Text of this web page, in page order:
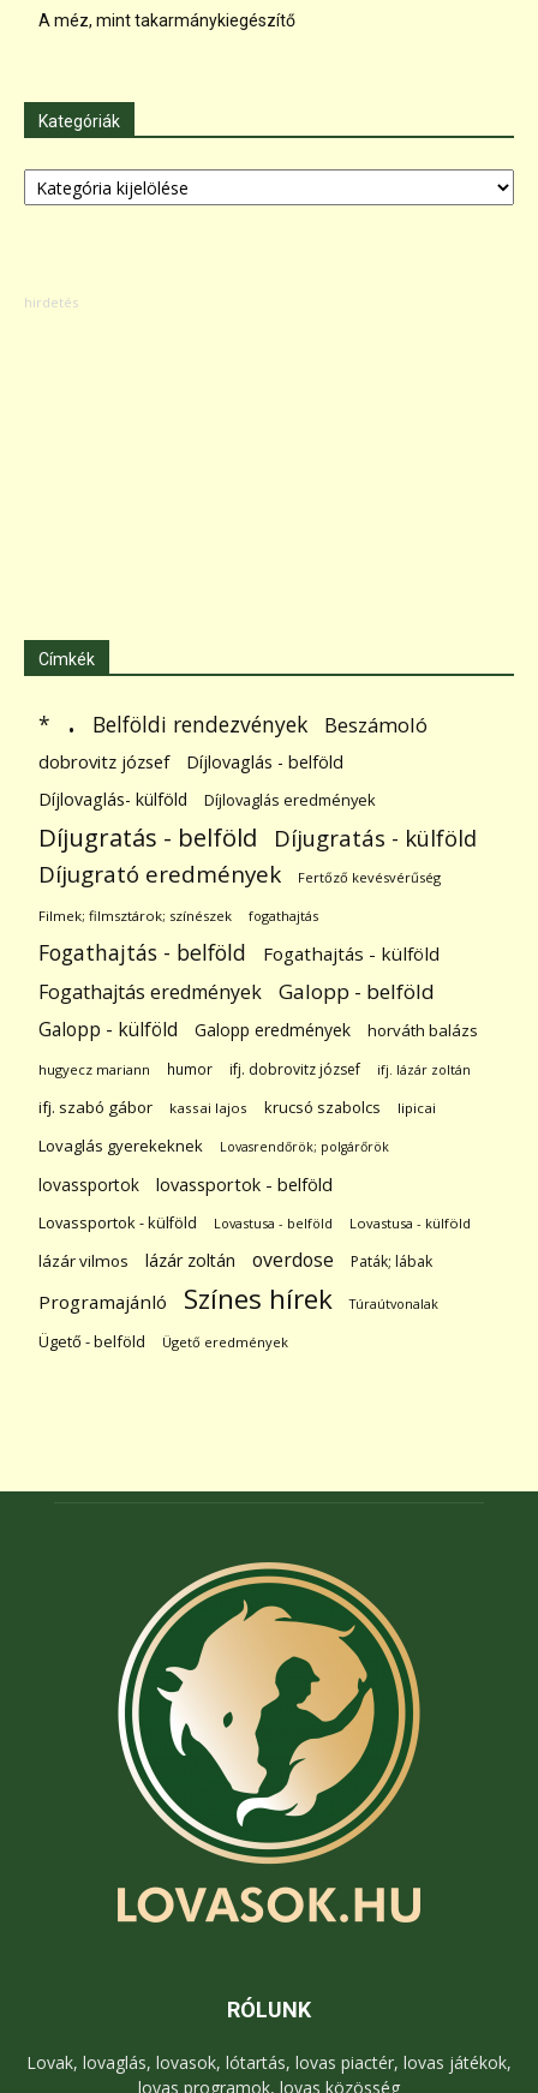
A méz, mint takarmánykiegészítő
Kategóriák
Kategóriák
Címkék
* . Belföldi rendezvények Beszámoló
dobrovitz józsef
Díjlovaglás - belföld
Díjlovaglás- külföld
Díjlovaglás eredmények
Díjugratás - belföld Díjugratás - külföld
Díjugrató eredmények Fertőző kevésvérűség
Filmek; filmsztárok; színészek fogathajtás
Fogathajtás - belföld Fogathajtás - külföld
Fogathajtás eredmények Galopp - belföld
Galopp - külföld Galopp eredmények horváth balázs
hugyecz mariann humor ifj. dobrovitz józsef ifj. lázár zoltán
ifj. szabó gábor kassai lajos krucsó szabolcs lipicai
Lovaglás gyerekeknek Lovasrendőrök; polgárőrök
lovassportok lovassportok - belföld
Lovassportok - külföld Lovastusa - belföld Lovastusa - külföld
lázár vilmos lázár zoltán overdose Paták; lábak
Programajánló Színes hírek Túraútvonalak
Ügető - belföld Ügető eredmények
RÓLUNK
Lovak, lovaglás, lovasok, lótartás, lovas piactér, lovas játékok,
lovas programok, lovas közösség